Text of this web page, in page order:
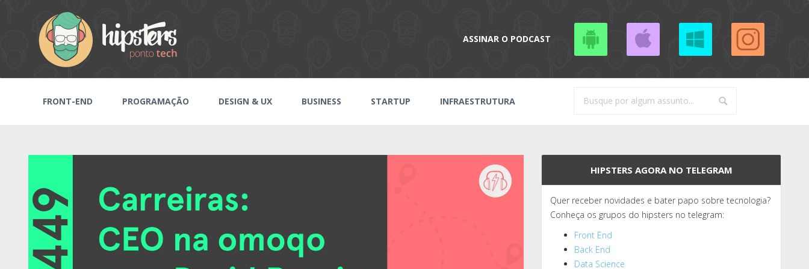
ASSINAR O PODCAST
FRONT-END PROGRAMAÇÃO DESIGN & UX BUSINESS STARTUP INFRAESTRUTURA
HIPSTERS AGORA NO TELEGRAM
Quer receber novidades e bater papo sobre tecnologia?
Conheça os grupos do hipsters no telegram:
Front End
Back End
Data Science